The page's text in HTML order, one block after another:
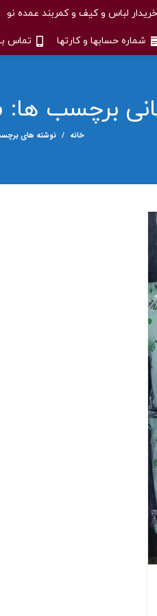
خریدار لباس و کیف و کمربند عمده نو
شماره حسابها و کارتها تماس
برچسب ها:
خانه نوشته های